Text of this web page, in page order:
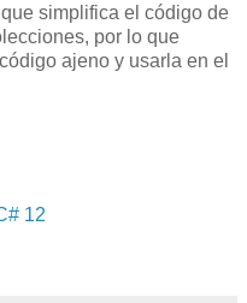
simplifica el código de
por lo que
ajeno y usarla en el
12